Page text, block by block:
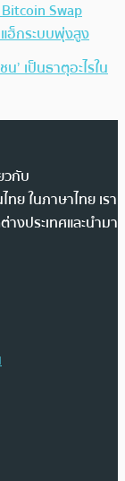
Swap
ฮ็กระบบพุ่งสูง
’ เป็นธาตุอะไรใน
วกับ
ย ในภาษาไทย เรา
งประเทศและนำมา